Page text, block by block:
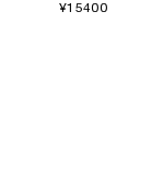
¥15400